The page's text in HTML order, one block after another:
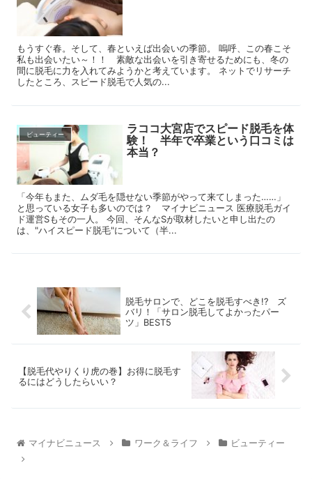
もうすぐ春。そして、春といえば出会いの季節。 嗚呼、この春こそ
私も出会いたい～！！ 素敵な出会いを引き寄せるためにも、冬の
間に脱毛に力を入れてみようかと考えています。 ネットでリサーチ
したところ、スピード脱毛で人気の...
ビューティー
ラココ大宮店でスピード脱毛を体
験！ 半年で卒業という口コミは
本当？
「今年もまた、ムダ毛を隠せない季節がやって来てしまった……」
と思っている女子も多いのでは？ マイナビニュース 医療脱毛ガイ
ド運営Sもその一人。 今回、そんなSが取材したいと申し出たの
は、"ハイスピード脱毛"について（半...
脱毛サロンで、どこを脱毛すべき!? ズ
バリ！「サロン脱毛してよかったパー
ツ」BEST5
【脱毛代やりくり虎の巻】お得に脱毛す
るにはどうしたらいい？
マイナビニュース ワーク＆ライフ ビューティー